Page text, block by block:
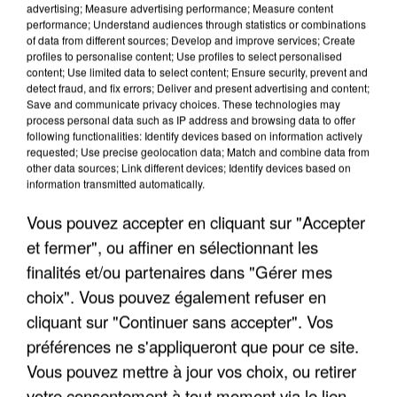
LES DONNÉES DE 300 000 CLIENTS DÉROBÉES À
INTERMARCHÉ APRÈS UNE...
advertising; Measure advertising performance; Measure content
performance; Understand audiences through statistics or combinations
of data from different sources; Develop and improve services; Create
profiles to personalise content; Use profiles to select personalised
content; Use limited data to select content; Ensure security, prevent and
detect fraud, and fix errors; Deliver and present advertising and content;
Save and communicate privacy choices. These technologies may
process personal data such as IP address and browsing data to offer
following functionalities: Identify devices based on information actively
requested; Use precise geolocation data; Match and combine data from
other data sources; Link different devices; Identify devices based on
information transmitted automatically.
Vous pouvez accepter en cliquant sur "Accepter
et fermer", ou affiner en sélectionnant les
finalités et/ou partenaires dans "Gérer mes
choix". Vous pouvez également refuser en
cliquant sur "Continuer sans accepter". Vos
préférences ne s'appliqueront que pour ce site.
Vous pouvez mettre à jour vos choix, ou retirer